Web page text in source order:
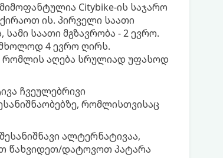
Citybike-ის საჯარო
ის. პირველი საათი
საათი მგზავრობა - 2 ევრო.
4 ევრო ღირს.
რომლის აღება სრულიად უფასოდ
ჩვეულებრივი
რომლისთვისაც
ალტერნატივაა,
წახვიდეთ/დატოვოთ პატარა